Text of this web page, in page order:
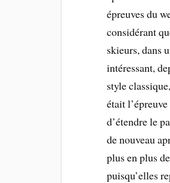
épreuves du
considérant
skieurs, dans
intéressant,
style
était
d’étendre le
de nouveau
plus en plus
puisqu’elles